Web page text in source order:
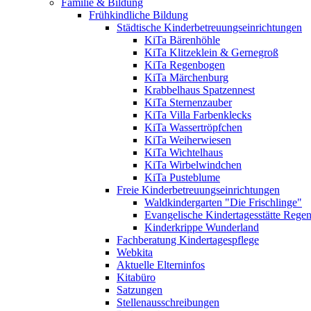
Familie & Bildung
Frühkindliche Bildung
Städtische Kinderbetreuungseinrichtungen
KiTa Bärenhöhle
KiTa Klitzeklein & Gernegroß
KiTa Regenbogen
KiTa Märchenburg
Krabbelhaus Spatzennest
KiTa Sternenzauber
KiTa Villa Farbenklecks
KiTa Wassertröpfchen
KiTa Weiherwiesen
KiTa Wichtelhaus
KiTa Wirbelwindchen
KiTa Pusteblume
Freie Kinderbetreuungseinrichtungen
Waldkindergarten "Die Frischlinge"
Evangelische Kindertagesstätte
Kinderkrippe Wunderland
Fachberatung Kindertagespflege
Webkita
Aktuelle Elterninfos
Kitabüro
Satzungen
Stellenausschreibungen